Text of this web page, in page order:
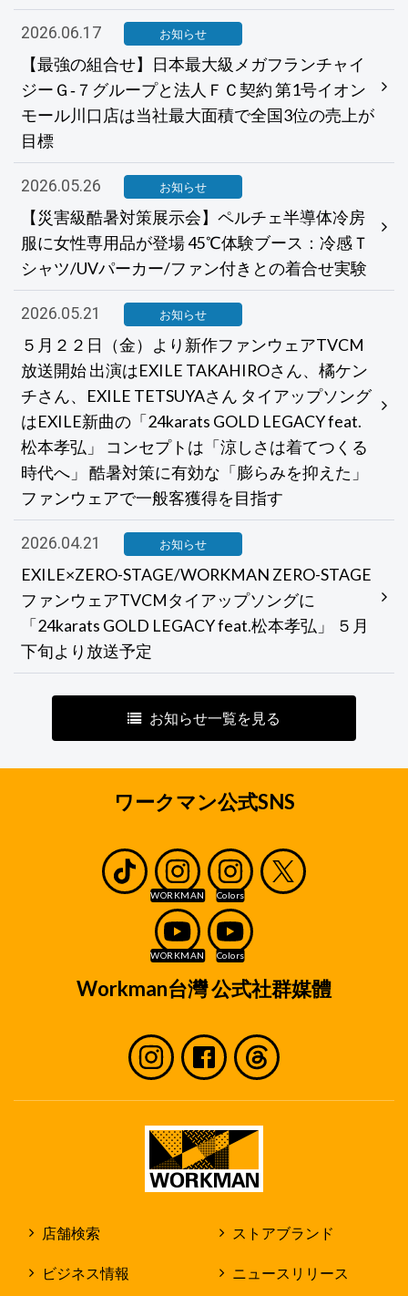
2026.06.17 お知らせ
【最強の組合せ】日本最大級メガフランチャイ
ジーＧ‐７グループと法人ＦＣ契約 第1号イオン
モール川口店は当社最大面積で全国3位の売上が
目標
2026.05.26 お知らせ
【災害級酷暑対策展示会】ペルチェ半導体冷房
服に女性専用品が登場 45℃体験ブース：冷感Ｔ
シャツ/UVパーカー/ファン付きとの着合せ実験
2026.05.21 お知らせ
５月２２日（金）より新作ファンウェアTVCM
放送開始 出演はEXILE TAKAHIROさん、橘ケン
チさん、EXILE TETSUYAさん タイアップソング
はEXILE新曲の「24karats GOLD LEGACY feat.
松本孝弘」 コンセプトは「涼しさは着てつくる
時代へ」 酷暑対策に有効な「膨らみを抑えた」
ファンウェアで一般客獲得を目指す
2026.04.21 お知らせ
EXILE×ZERO-STAGE/WORKMAN ZERO-STAGE
ファンウェアTVCMタイアップソングに
「24karats GOLD LEGACY feat.松本孝弘」 ５月
下旬より放送予定
お知らせ一覧を見る
ワークマン公式SNS
Workman台灣 公式社群媒體
店舗検索 ストアブランド
ビジネス情報 ニュースリリース